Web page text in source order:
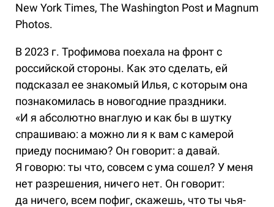
New York Times, The Washington Post и Magnum
Photos.
В 2023 г. Трофимова поехала на фронт с
российской стороны. Как это сделать, ей
подсказал ее знакомый Илья, с которым она
познакомилась в новогодние праздники.
«И я абсолютно внаглую и как бы в шутку
спрашиваю: а можно ли я к вам с камерой
приеду поснимаю? Он говорит: а давай.
Я говорю: ты что, совсем с ума сошел? У меня
нет разрешения, ничего нет. Он говорит:
да ничего, всем пофиг, скажешь, что ты чья-